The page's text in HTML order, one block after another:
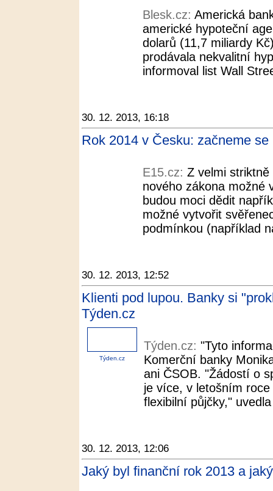
Blesk.cz: Americká
americké hypoteční
dolarů (11,7 miliardy
prodávala nekvalitní
informoval list Wall
30. 12. 2013, 16:18
Rok 2014 v Česku: začneme
E15.cz: Z velmi
nového zákona možné
budou moci dědit
možné vytvořit
podmínkou (například
30. 12. 2013, 12:52
Klienti pod lupou. Banky si
Týden.cz
Týden.cz
Týden.cz: "Tyto
Komerční banky
ani ČSOB. "Žádostí o
je více, v letošním
flexibilní půjčky,"
30. 12. 2013, 12:06
Jaký byl finanční rok 2013 a